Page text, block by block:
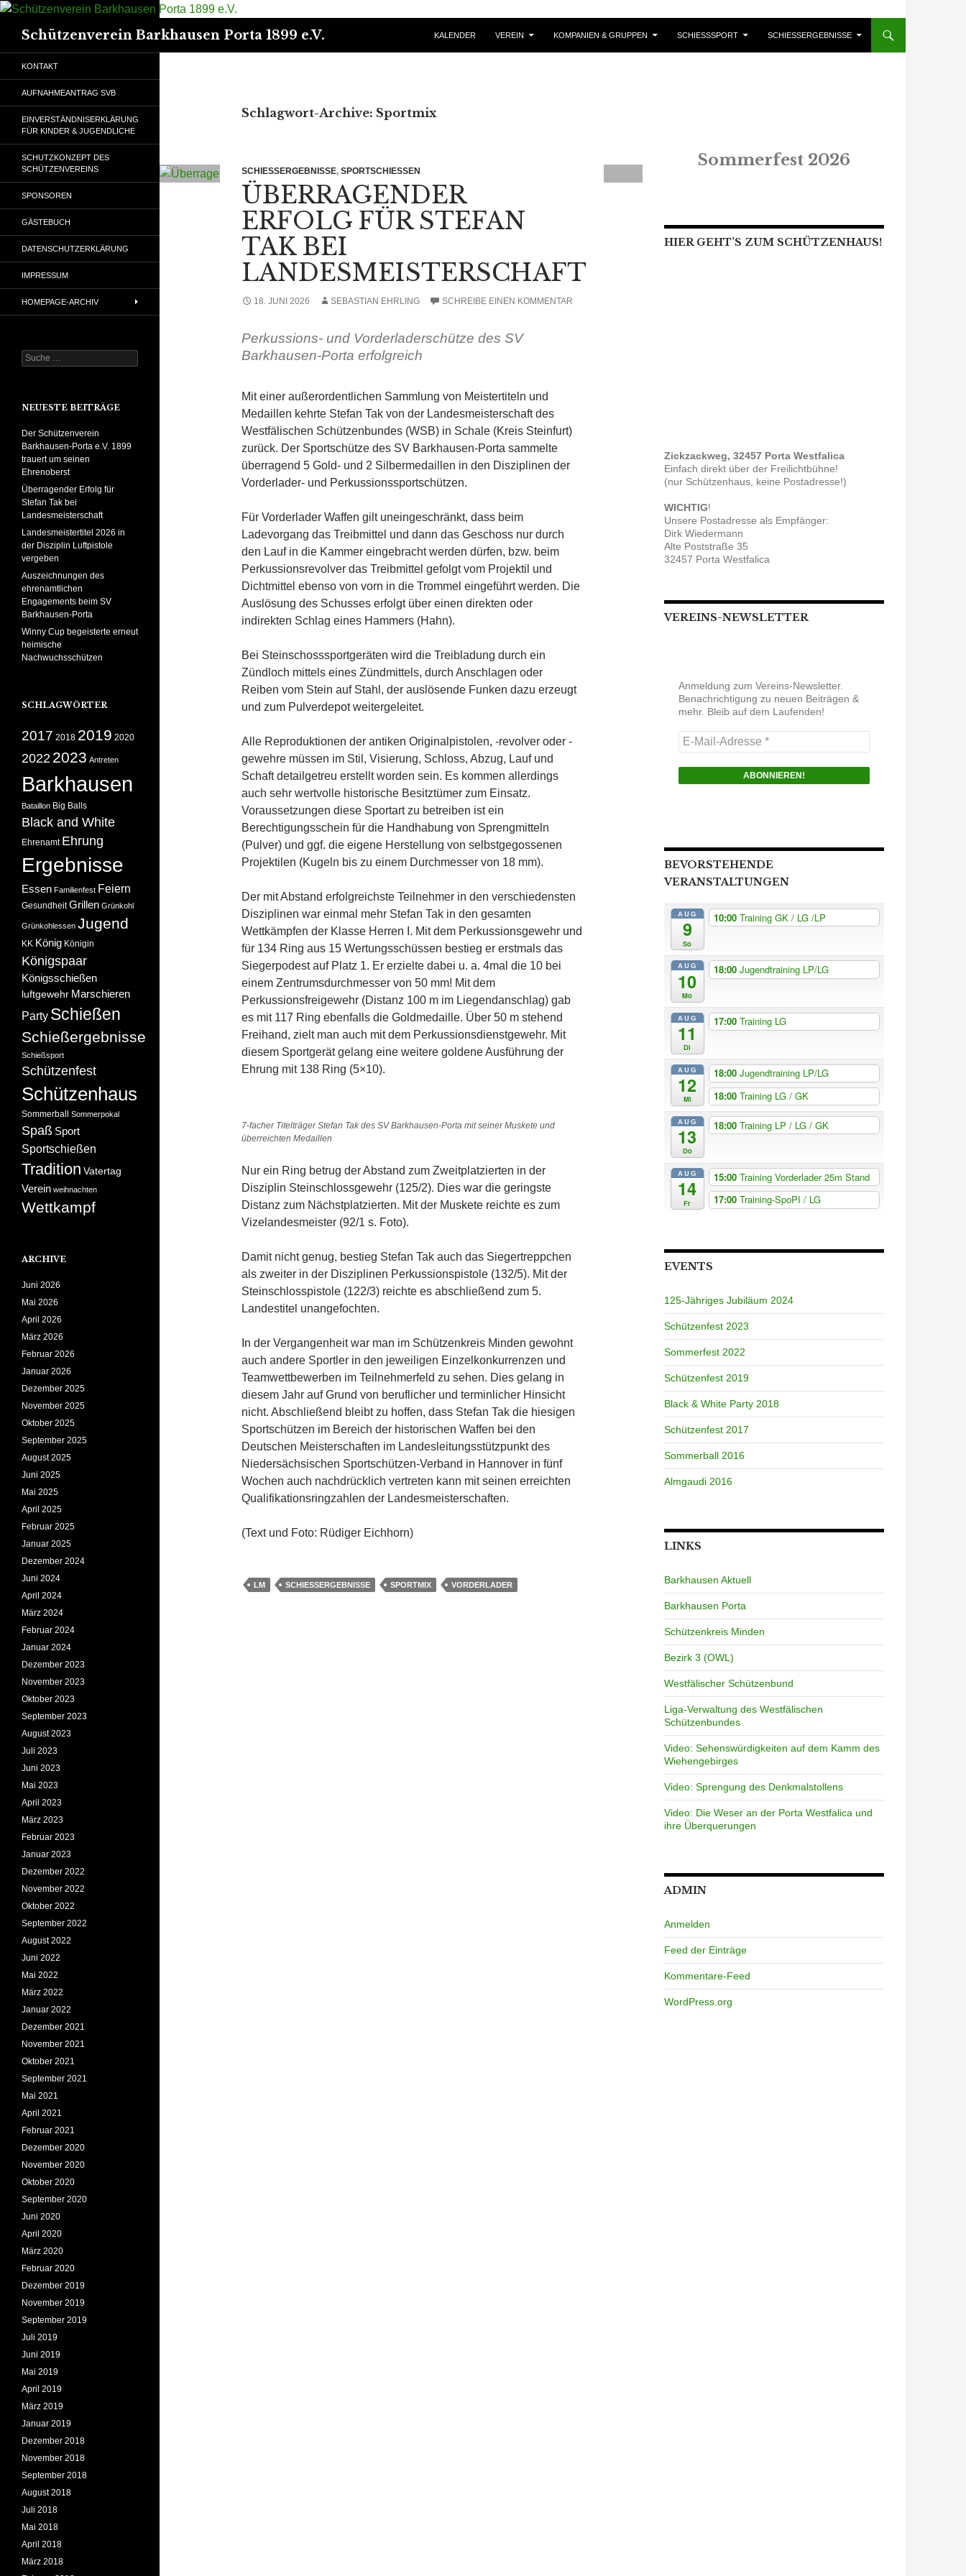
Schützenverein Barkhausen Porta 1899 e.V.
Suchen
KALENDER
VEREIN KOMPANIEN & GRUPPEN SCHIESSSPORT SCHIESSERGEBNISSE
Schlagwort-Archive: Sportmix
SCHIESSERGEBNISSE , SPORTSCHIESSEN
ÜBERRAGENDER
ERFOLG FÜR STEFAN
TAK BEI
LANDESMEISTERSCHAFT
18. JUNI 2026 SEBASTIAN EHRLING SCHREIBE EINEN KOMMENTAR
Perkussions- und Vorderladerschütze des SV
Barkhausen-Porta erfolgreich
Mit einer außerordentlichen Sammlung von Meistertiteln und
Medaillen kehrte Stefan Tak von der Landesmeisterschaft des
Westfälischen Schützenbundes (WSB) in Schale (Kreis Steinfurt)
zurück. Der Sportschütze des SV Barkhausen-Porta sammelte
überragend 5 Gold- und 2 Silbermedaillen in den Disziplinen der
Vorderlader- und Perkussionssportschützen.
Für Vorderlader Waffen gilt uneingeschränkt, dass beim
Ladevorgang das Treibmittel und dann das Geschoss nur durch
den Lauf in die Kammer eingebracht werden dürfen, bzw. beim
Perkussionsrevolver das Treibmittel gefolgt vom Projektil und
Dichtmittel ebenso von vorn in die Trommel eingeführt werden. Die
Auslösung des Schusses erfolgt über einen direkten oder
indirekten Schlag eines Hammers (Hahn).
Bei Steinschosssportgeräten wird die Treibladung durch ein
Zündloch mittels eines Zündmittels, durch Anschlagen oder
Reiben vom Stein auf Stahl, der auslösende Funken dazu erzeugt
und zum Pulverdepot weitergeleitet.
Alle Reproduktionen der antiken Originalpistolen, -revolver oder -
gewehre müssen im Stil, Visierung, Schloss, Abzug, Lauf und
Schaft detailgetreu erstellt worden sein. Es kommen allerdings
auch sehr wertvolle historische Besitztümer zum Einsatz.
Voraussetzungen diese Sportart zu betreiben ist ein
Berechtigungsschein für die Handhabung von Sprengmitteln
(Pulver) und ggf. die eigene Herstellung von selbstgegossenen
Projektilen (Kugeln bis zu einem Durchmesser von 18 mm).
Der mit Abstand erfolgreichste Teilnehmer in den verschiedensten
Disziplinen war einmal mehr Stefan Tak in den gesamten
Wettkämpfen der Klasse Herren I. Mit dem Perkussionsgewehr und
für 134 Ring aus 15 Wertungsschüssen bestieg er erstmals das
Siegerpodest auf Platz 1. Er erzielte dabei u. a. 4mal die 10 bei
einem Zentrumsdurchmesser von 50 mm! Mit dem
Perkussionsfreigewehr (Distanz 100 m im Liegendanschlag) gab
es mit 117 Ring ebenfalls die Goldmedaille. Über 50 m stehend
Freihand, zielt man auch mit dem Perkussionsdienstgewehr. Mit
diesem Sportgerät gelang eine weitere goldene Ausführung der
Ehrung mit 138 Ring (5×10).
7-facher Titelträger Stefan Tak des SV Barkhausen-Porta mit seiner Muskete und
überreichten Medaillen
Nur ein Ring betrug der Abstand zum Zweitplatzierten in der
Disziplin Steinschlossgewehr (125/2). Dies war die geringste
Distanz zum Nächstplatzierten. Mit der Muskete reichte es zum
Vizelandesmeister (92/1 s. Foto).
Damit nicht genug, bestieg Stefan Tak auch das Siegertreppchen
als zweiter in der Disziplinen Perkussionspistole (132/5). Mit der
Steinschlosspistole (122/3) reichte es abschließend zum 5.
Landestitel unangefochten.
In der Vergangenheit war man im Schützenkreis Minden gewohnt
auch andere Sportler in den jeweiligen Einzelkonkurrenzen und
Teamwettbewerben im Teilnehmerfeld zu sehen. Dies gelang in
diesem Jahr auf Grund von beruflicher und terminlicher Hinsicht
nicht. Abschließend bleibt zu hoffen, dass Stefan Tak die hiesigen
Sportschützen im Bereich der historischen Waffen bei den
Deutschen Meisterschaften im Landesleitungsstützpunkt des
Niedersächsischen Sportschützen-Verband in Hannover in fünf
Wochen auch nachdrücklich vertreten kann mit seinen erreichten
Qualifikationsringzahlen der Landesmeisterschaften.
(Text und Foto: Rüdiger Eichhorn)
LM SCHIESSERGEBNISSE SPORTMIX VORDERLADER
Sommerfest 2026
HIER GEHT’S ZUM SCHÜTZENHAUS!
Zickzackweg, 32457 Porta Westfalica
Einfach direkt über der Freilichtbühne!
(nur Schützenhaus, keine Postadresse!)
WICHTIG!
Unsere Postadresse als Empfänger:
Dirk Wiedermann
Alte Poststraße 35
32457 Porta Westfalica
VEREINS-NEWSLETTER
Anmeldung zum Vereins-Newsletter.
Benachrichtigung zu neuen Beiträgen &
mehr. Bleib auf dem Laufenden!
E-
Mail-
Adresse
*
BEVORSTEHENDE
VERANSTALTUNGEN
AUG
9
So
10:00 Training GK / LG /LP
AUG
10
Mo
18:00 Jugendtraining LP/LG
AUG
11
Di
17:00 Training LG
AUG
12
Mi
18:00 Jugendtraining LP/LG
18:00 Training LG / GK
AUG
13
Do
18:00 Training LP / LG / GK
AUG
14
Fr
15:00 Training Vorderlader 25m Stand
17:00 Training-SpoPI / LG
EVENTS
125-Jähriges Jubiläum 2024
Schützenfest 2023
Sommerfest 2022
Schützenfest 2019
Black & White Party 2018
Schützenfest 2017
Sommerball 2016
Almgaudi 2016
LINKS
Barkhausen Aktuell
Barkhausen Porta
Schützenkreis Minden
Bezirk 3 (OWL)
Westfälischer Schützenbund
Liga-Verwaltung des Westfälischen
Schützenbundes
Video: Sehenswürdigkeiten auf dem Kamm des
Wiehengebirges
Video: Sprengung des Denkmalstollens
Video: Die Weser an der Porta Westfalica und
ihre Überquerungen
ADMIN
Anmelden
Feed der Einträge
Kommentare-Feed
WordPress.org
KONTAKT
AUFNAHMEANTRAG SVB
EINVERSTÄNDNISERKLÄRUNG
FÜR KINDER & JUGENDLICHE
SCHUTZKONZEPT DES
SCHÜTZENVEREINS
SPONSOREN
GÄSTEBUCH
DATENSCHUTZERKLÄRUNG
IMPRESSUM
HOMEPAGE-ARCHIV
Suche
nach:
NEUESTE BEITRÄGE
Der Schützenverein
Barkhausen-Porta e.V. 1899
trauert um seinen
Ehrenoberst
Überragender Erfolg für
Stefan Tak bei
Landesmeisterschaft
Landesmeistertitel 2026 in
der Disziplin Luftpistole
vergeben
Auszeichnungen des
ehrenamtlichen
Engagements beim SV
Barkhausen-Porta
Winny Cup begeisterte erneut
heimische
Nachwuchsschützen
SCHLAGWÖRTER
2017 2018 2019 2020
2022 2023 Antreten
Barkhausen
Bataillon Big Balls
Black and White
Ehrenamt Ehrung
Ergebnisse
Essen Familienfest Feiern
Gesundheit Grillen Grünkohl
Grünkohlessen Jugend
KK König Königin
Königspaar
Königsschießen
luftgewehr Marschieren
Party Schießen
Schießergebnisse
Schießsport
Schützenfest
Schützenhaus
Sommerball Sommerpokal
Spaß Sport
Sportschießen
Tradition Vatertag
Verein weihnachten
Wettkampf
ARCHIVE
Juni 2026
Mai 2026
April 2026
März 2026
Februar 2026
Januar 2026
Dezember 2025
November 2025
Oktober 2025
September 2025
August 2025
Juni 2025
Mai 2025
April 2025
Februar 2025
Januar 2025
Dezember 2024
Juni 2024
April 2024
März 2024
Februar 2024
Januar 2024
Dezember 2023
November 2023
Oktober 2023
September 2023
August 2023
Juli 2023
Juni 2023
Mai 2023
April 2023
März 2023
Februar 2023
Januar 2023
Dezember 2022
November 2022
Oktober 2022
September 2022
August 2022
Juni 2022
Mai 2022
März 2022
Januar 2022
Dezember 2021
November 2021
Oktober 2021
September 2021
Mai 2021
April 2021
Februar 2021
Dezember 2020
November 2020
Oktober 2020
September 2020
Juni 2020
April 2020
März 2020
Februar 2020
Dezember 2019
November 2019
September 2019
Juli 2019
Juni 2019
Mai 2019
April 2019
März 2019
Januar 2019
Dezember 2018
November 2018
September 2018
August 2018
Juli 2018
Mai 2018
April 2018
März 2018